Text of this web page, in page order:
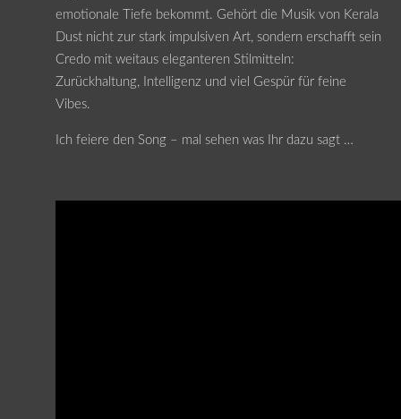
emotionale Tiefe bekommt. Gehört die Musik von Kerala
Dust nicht zur stark impulsiven Art, sondern erschafft sein
Credo mit weitaus eleganteren Stilmitteln:
Zurückhaltung, Intelligenz und viel Gespür für feine
Vibes.
Ich feiere den Song – mal sehen was Ihr dazu sagt …